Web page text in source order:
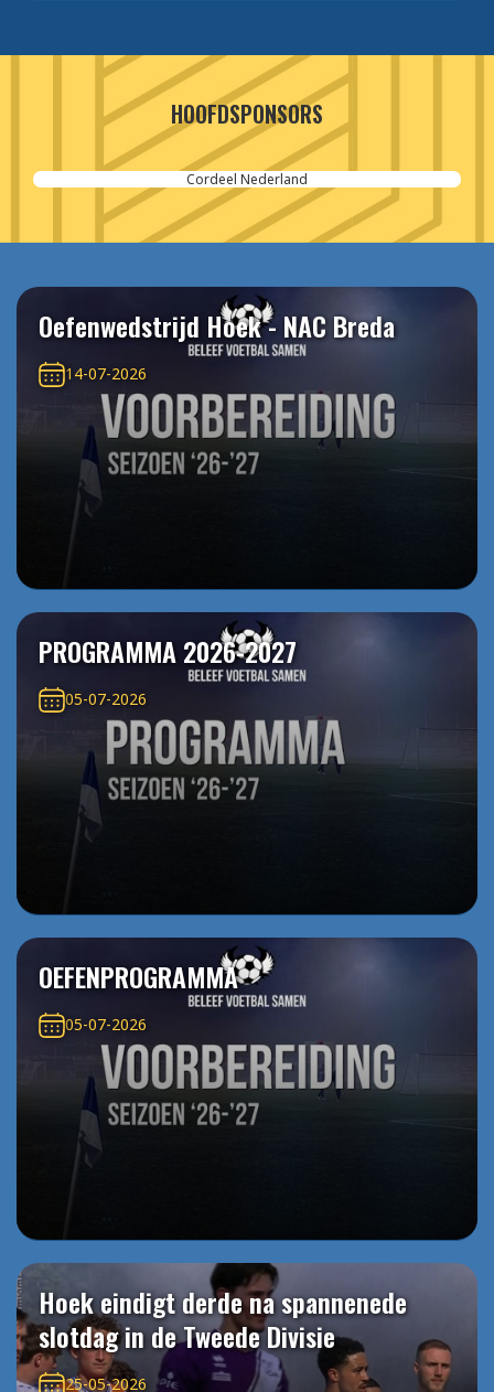
HOOFDSPONSORS
Cordeel Nederland
Oefenwedstrijd Hoek - NAC Breda
14-07-2026
PROGRAMMA 2026-2027
05-07-2026
OEFENPROGRAMMA
05-07-2026
Hoek eindigt derde na spannenede
slotdag in de Tweede Divisie
25-05-2026